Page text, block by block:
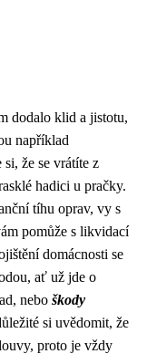
dodalo klid a jistotu,
například
si, že se vrátíte z
hadici u pračky.
tíhu oprav, vy s
pomůže s likvidací
domácnosti se
ať už jde o
nebo škody
si uvědomit, že
proto je vždy